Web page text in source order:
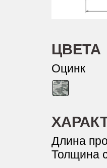
ЦВЕТА
Оцинк
Длина
Толщина